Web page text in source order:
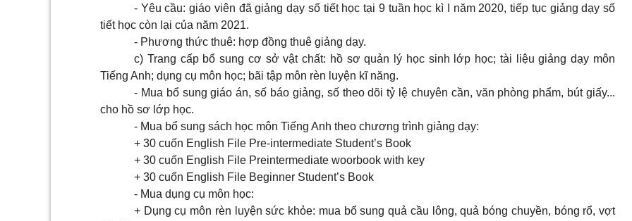
- Yêu cầu: giáo viên đã giảng dạy số tiết học tại 9 tuần học kì I năm 2020, tiếp tục giảng dạy số
tiết học còn lại của năm 2021.
- Phương thức thuê: hợp đồng thuê giảng dạy.
c) Trang cấp bổ sung cơ sở vật chất: hồ sơ quản lý học sinh lớp học; tài liệu giảng dạy môn
Tiếng Anh; dụng cụ môn học; bãi tập môn rèn luyện kĩ năng.
- Mua bổ sung giáo án, số báo giảng, số theo dõi tỷ lệ chuyên cần, văn phòng phẩm, bút giấy...
cho hồ sơ l ớp học.
- Mua bổ sung sách học môn Tiếng Anh theo chương trình giảng dạy:
+ 30 cuốn English File Pre-intermediate Student’s Book
+ 30 cuốn English File Preintermediate woorbook with key
+ 30 cuốn English File Beginner Student’s Book
- Mua dụng cụ môn học:
+ Dụng cụ môn rèn luyện sức khỏe: mua bổ sung quả cầu lông, quả bóng chuyền, bóng rổ, vợt